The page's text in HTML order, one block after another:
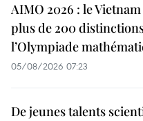
AIMO 2026 : le
plus de 200
l’Olympiade
05/08/2026 07:23
De jeunes talents